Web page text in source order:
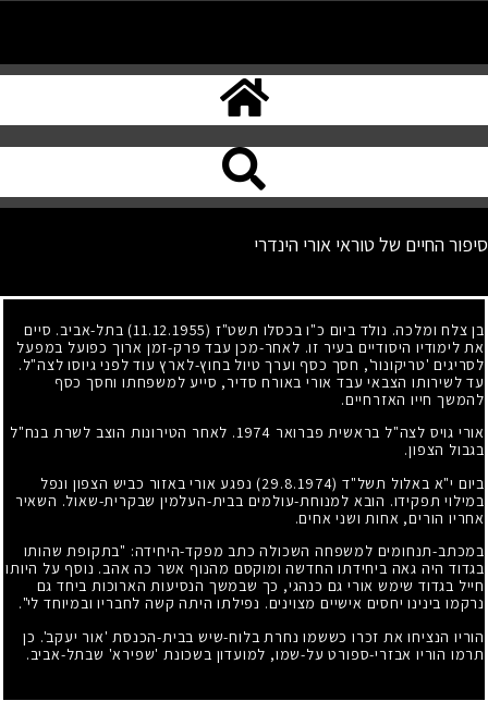
סיפור החיים של טוראי אורי הינדרי
בן צלח ומלכה. נולד ביום כ"ו בכסלו תשט"ז (11.12.1955)
בתל-אביב. סיים
את לימודיו היסודיים בעיר זו. לאחר-מכן עבד פרק-זמן ארוך כפועל במפעל
לסריגים 'טריקונור', חסך כסף וערך טיול בחוץ-לארץ עוד לפני גיוסו לצה"ל.
עד לשירותו הצבאי עבד אורי באורח סדיר, סייע למשפחתו וחסך כסף
להמשך חייו האזרחיים.
אורי גויס לצה"ל בראשית פברואר 1974. לאחר הטירונות הוצב לשרת בנח"ל
בגבול הצפון.
ביום י"א באלול תשל"ד (29.8.1974)
נפגע אורי באזור כביש הצפון ונפל
במילוי תפקידו. הובא למנוחת-עולמים בבית-העלמין שבקרית-שאול. השאיר
אחריו הורים, אחות ושני אחים.
במכתב-תנחומים למשפחה השכולה כתב מפקד-היחידה: "בתקופת שהותו
בגדוד היה גאה ביחידתו החדשה ומוקסם מהנוף אשר כה אהב. נוסף על היותו
חייל בגדוד שימש אורי גם כנהגי, כך שבמשך הנסיעות הארוכות ביחד גם
נרקמו בינינו יחסים אישיים מצוינים. נפילתו היתה קשה לחבריו ובמיוחד לי".
הוריו הנציחו את זכרו כששמו נחרת בלוח-שיש בבית-הכנסת 'אור יעקב'. כן
תרמו הוריו אבזרי-ספורט על-שמו, למועדון בשכונת 'שפירא' שבתל-אביב.